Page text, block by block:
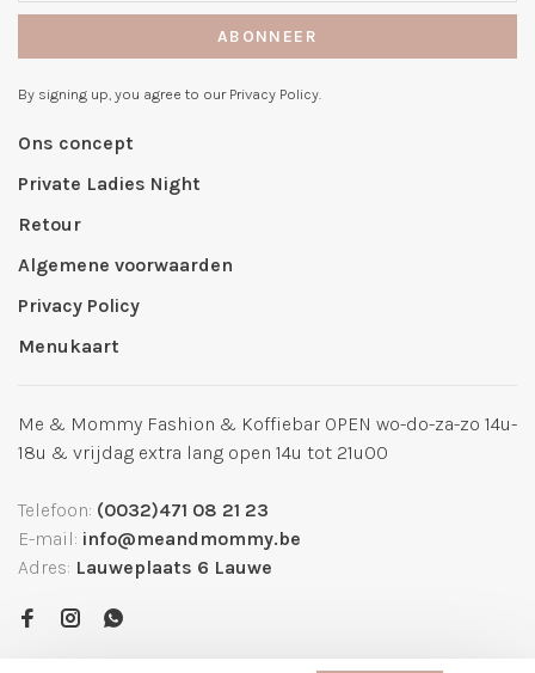
ABONNEER
By signing up, you agree to our Privacy Policy.
Ons concept
Private Ladies Night
Retour
Algemene voorwaarden
Privacy Policy
Menukaart
Me & Mommy Fashion & Koffiebar OPEN wo-do-za-zo 14u-
18u & vrijdag extra lang open 14u tot 21u00
Telefoon: (0032)471 08 21 23
E-mail: info@meandmommy.be
Adres: Lauweplaats 6 Lauwe